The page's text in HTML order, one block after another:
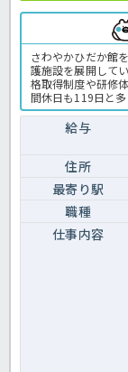
さわやかひだか館
護施設を展開して
格取得制度や研修
間休日も119日と
なります☆ 定年が
件面は変わらずに
非ほっ介護までお
全般です。 ＜介
給与
住所
最寄り駅
職種
仕事内容